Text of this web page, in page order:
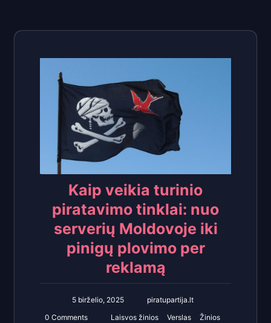
Kaip veikia turinio
piratavimo tinklai: nuo
serverių Moldovoje iki
pinigų plovimo per
reklamą
5 birželio, 2025
piratupartija.lt
0 Comments
Laisvos žinios Verslas Žinios